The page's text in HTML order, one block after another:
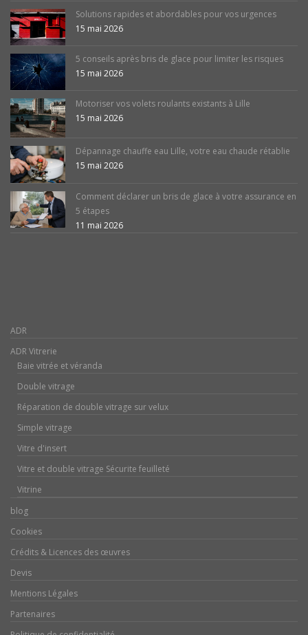
Solutions rapides et abordables pour vos urgences
15 mai 2026
5 conseils après bris de glace pour limiter les risques
15 mai 2026
Motoriser vos volets roulants existants à Lille
15 mai 2026
Dépannage chauffe eau Lille, votre eau chaude rétablie
15 mai 2026
Comment déclarer un bris de glace à votre assurance en
5 étapes
11 mai 2026
ADR
ADR Vitrerie
Baie vitrée et véranda
Double vitrage
Réparation de double vitrage sur velux
Simple vitrage
Vitre d'insert
Vitre et double vitrage Sécurite feuilleté
Vitrine
blog
Cookies
Crédits & Licences des œuvres
Devis
Mentions Légales
Partenaires